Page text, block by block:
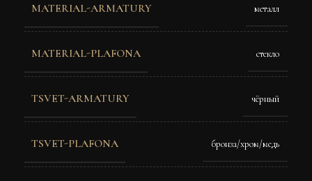
MATERIAL-ARMATURY металл
MATERIAL-PLAFONA стекло
TSVET-ARMATURY чёрный
TSVET-PLAFONA бронза/хром/медь